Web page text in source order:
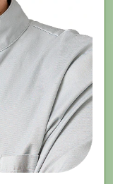
esthétique
en titane
la mâchoire,
Une
restituer